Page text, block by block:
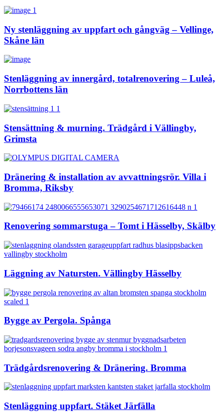
Ny stenläggning av uppfart och gångväg – Vellinge,
Skåne län
Stenläggning av innergård, totalrenovering – Luleå,
Norrbottens län
Stensättning & murning. Trädgård i Vällingby,
Grimsta
Dränering & installation av avvattningsrör. Villa i
Bromma, Riksby
Renovering sommarstuga – Tomt i Hässelby, Skälby
Läggning av Natursten. Vällingby Hässelby
Bygge av Pergola. Spånga
Trädgårdsrenovering & Dränering. Bromma
Stenläggning uppfart. Stäket Järfälla